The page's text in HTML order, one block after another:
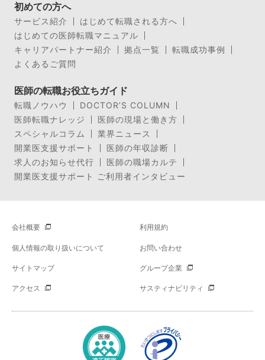
初めての方へ
サービス紹介
はじめて転職される方へ
はじめての医師転職マニュアル
キャリアパートナー紹介
拠点一覧
転職成功事例
よくあるご質問
医師の転職お役立ちガイド
転職ノウハウ
DOCTOR’S COLUMN
医師転職ナレッジ
医師の現場と働き方
スペシャルコラム
業界ニュース
開業医支援サポート
医師の年収診断
求人のお知らせ代行
医師の職場カルテ
開業医支援サポート ご利用者インタビュー
会社概要 利用規約
個人情報の取り扱いについて お問い合わせ
サイトマップ グループ企業
アクセス サスティナビリティ